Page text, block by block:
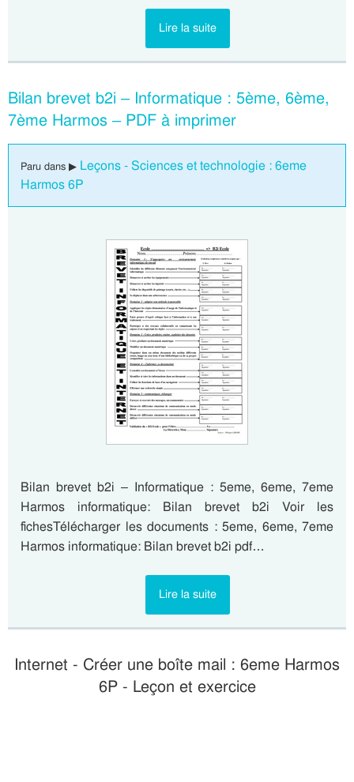
Lire la suite
Bilan brevet b2i – Informatique : 5ème, 6ème,
7ème Harmos – PDF à imprimer
Paru dans ▶ Leçons - Sciences et technologie : 6eme
Harmos 6P
Bilan brevet b2i – Informatique : 5eme, 6eme, 7eme
Harmos informatique: Bilan brevet b2i Voir les
fichesTélécharger les documents : 5eme, 6eme, 7eme
Harmos informatique: Bilan brevet b2i pdf…
Lire la suite
Internet - Créer une boîte mail : 6eme Harmos
6P - Leçon et exercice